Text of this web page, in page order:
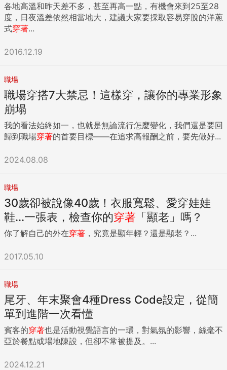
各地高溫和昨天差不多，甚至再高一點，有機會來到25至28
度，日夜溫差依然相當地大，建議大家要採取容易穿脫的洋蔥
式穿著...
2016.12.19
職場
職場穿搭7大禁忌！這樣穿，讓你的專業形象
崩塌
我的看法始終如一，也就是無論流行怎麼變化，我們還是要回
歸到職場穿著的首要目標——在追求高報酬之前，要先做好...
2024.08.08
職場
30歲卻被說像40歲！衣服寬鬆、愛穿娃娃
鞋...一張表，檢查你的穿著 「顯老」嗎？
你了解自己的外在穿著 ，究竟是顯年輕？還是顯老？...
2017.05.10
職場
尾牙、年末聚會4種Dress Code設定，從簡
單到進階一次看懂
賓客的穿著也是活動視覺語言的一環，對氣氛的影響，絲毫不
亞於餐點或場地陳設，但卻不常被提及。...
2024.12.21